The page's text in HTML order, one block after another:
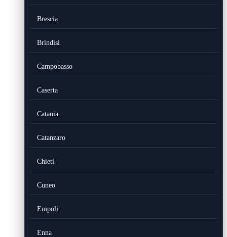
Brescia
Brindisi
Campobasso
Caserta
Catania
Catanzaro
Chieti
Cuneo
Empoli
Enna